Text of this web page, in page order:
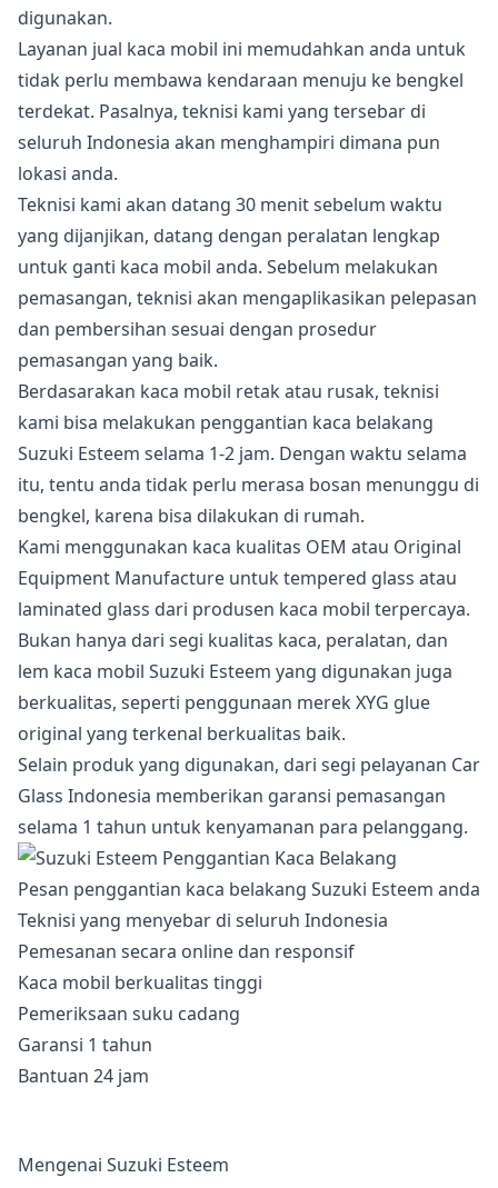
digunakan.
Layanan jual kaca mobil ini memudahkan anda untuk
tidak perlu membawa kendaraan menuju ke bengkel
terdekat. Pasalnya, teknisi kami yang tersebar di
seluruh Indonesia akan menghampiri dimana pun
lokasi anda.
Teknisi kami akan datang 30 menit sebelum waktu
yang dijanjikan, datang dengan peralatan lengkap
untuk ganti kaca mobil anda. Sebelum melakukan
pemasangan, teknisi akan mengaplikasikan pelepasan
dan pembersihan sesuai dengan prosedur
pemasangan yang baik.
Berdasarakan kaca mobil retak atau rusak, teknisi
kami bisa melakukan penggantian kaca belakang
Suzuki Esteem selama 1-2 jam. Dengan waktu selama
itu, tentu anda tidak perlu merasa bosan menunggu di
bengkel, karena bisa dilakukan di rumah.
Kami menggunakan kaca kualitas OEM atau Original
Equipment Manufacture untuk tempered glass atau
laminated glass dari produsen kaca mobil terpercaya.
Bukan hanya dari segi kualitas kaca, peralatan, dan
lem kaca mobil Suzuki Esteem yang digunakan juga
berkualitas, seperti penggunaan merek XYG glue
original yang terkenal berkualitas baik.
Selain produk yang digunakan, dari segi pelayanan Car
Glass Indonesia memberikan garansi pemasangan
selama 1 tahun untuk kenyamanan para pelanggang.
Pesan penggantian kaca belakang Suzuki Esteem anda
Teknisi yang menyebar di seluruh Indonesia
Pemesanan secara online dan responsif
Kaca mobil berkualitas tinggi
Pemeriksaan suku cadang
Garansi 1 tahun
Bantuan 24 jam
Mengenai Suzuki Esteem